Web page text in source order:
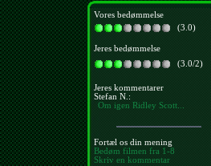
Vores bedømmelse
(3.0)
Jeres bedømmelse
(3.0/2)
Jeres kommentarer
Stefan N.:
Om igen Ridley Scott...
Fortæl os din mening
Bedøm filmen fra 1-8
Skriv en kommentar